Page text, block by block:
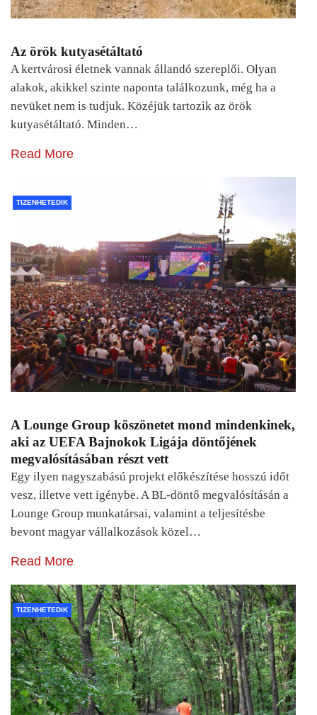
Az örök kutyasétáltató
A kertvárosi életnek vannak állandó szereplői. Olyan
alakok, akikkel szinte naponta találkozunk, még ha a
nevüket nem is tudjuk. Közéjük tartozik az örök
kutyasétáltató. Minden…
Read More
TIZENHETEDIK
A Lounge Group köszönetet mond mindenkinek,
aki az UEFA Bajnokok Ligája döntőjének
megvalósításában részt vett
Egy ilyen nagyszabású projekt előkészítése hosszú időt
vesz, illetve vett igénybe. A BL-döntő megvalósításán a
Lounge Group munkatársai, valamint a teljesítésbe
bevont magyar vállalkozások közel…
Read More
TIZENHETEDIK